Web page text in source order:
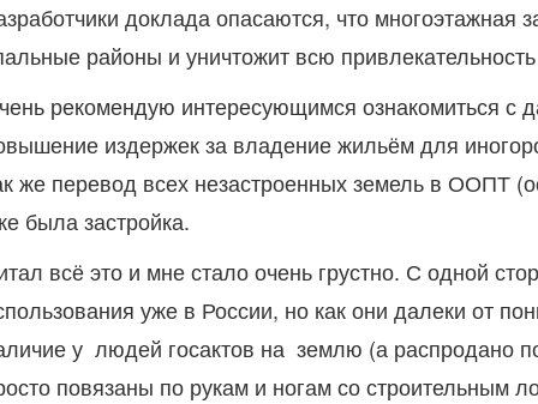
доклада опасаются, что многоэтажная
районы и уничтожит всю
рекомендую интересующимся ознакомиться с
издержек за владение жильём для
же перевод всех незастроенных земель в ООПТ
была застройка.
всё это и мне стало очень грустно. С одной
уже в России, но как они далеки от
у людей госактов на землю (а распродано
повязаны по рукам и ногам со строительным